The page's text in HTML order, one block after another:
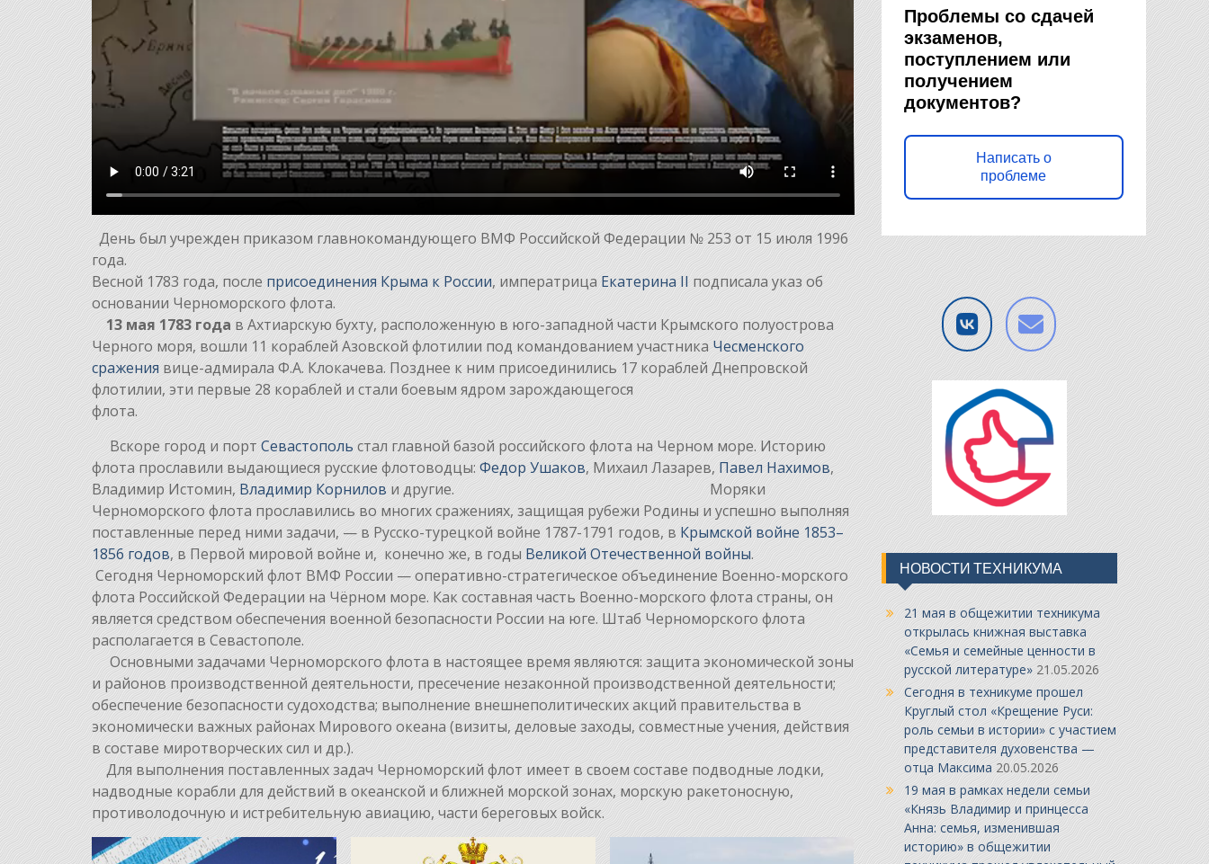
День был учрежден приказом главнокомандующего ВМФ Российской Федерации № 253 от 15 июля 1996
года.
Весной 1783 года, послеприсоединения Крыма к России, императрицаЕкатерина IIподписала указ об
основании Черноморского флота.
13 мая 1783 годав Ахтиарскую бухту, расположенную в юго-западной части Крымского полуострова
Черного моря, вошли 11 кораблей Азовской флотилии под командованием участника Чесменского
сражения вице-адмирала Ф.А. Клокачева. Позднее к ним присоединились 17 кораблей Днепровской
флотилии, эти первые 28 кораблей и стали боевым ядром зарождающегося
флота.
Вскоре город и порт Севастопольстал главной базой российского флота на Черном море. Историю
флота прославили выдающиеся русские флотоводцы:Федор Ушаков, Михаил Лазарев,Павел Нахимов,
Владимир Истомин, Владимир Корнилов и другие. Моряки
Черноморского флота прославились во многих сражениях, защищая рубежи Родины и успешно выполняя
поставленные перед ними задачи, — в Русско-турецкой войне 1787-1791 годов, вКрымской войне 1853–
1856 годов, в Первой мировой войне и, конечно же, в годыВеликой Отечественной войны.
Сегодня Черноморский флот ВМФ России — оперативно-стратегическое объединение Военно-морского
флота Российской Федерации на Чёрном море. Как составная часть Военно-морского флота страны, он
является средством обеспечения военной безопасности России на юге. Штаб Черноморского флота
располагается в Севастополе.
Основными задачами Черноморского флота в настоящее время являются: защита экономической зоны
и районов производственной деятельности, пресечение незаконной производственной деятельности;
обеспечение безопасности судоходства; выполнение внешнеполитических акций правительства в
экономически важных районах Мирового океана (визиты, деловые заходы, совместные учения, действия
в составе миротворческих сил и др.).
Для выполнения поставленных задач Черноморский флот имеет в своем составе подводные лодки,
надводные корабли для действий в океанской и ближней морской зонах, морскую ракетоносную,
противолодочную и истребительную авиацию, части береговых войск.
Проблемы со сдачей
экзаменов,
поступлением или
получением
документов?
Написать о
проблеме
НОВОСТИ ТЕХНИКУМА
21 мая в общежитии техникума
открылась книжная выставка
«Семья и семейные ценности в
русской литературе» 21.05.2026
Сегодня в техникуме прошел
Круглый стол «Крещение Руси:
роль семьи в истории» с участием
представителя духовенства —
отца Максима 20.05.2026
19 мая в рамках недели семьи
«Князь Владимир и принцесса
Анна: семья, изменившая
историю» в общежитии